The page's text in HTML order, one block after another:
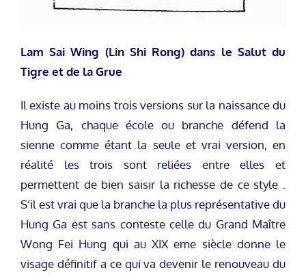
Lam Sai Wing (Lin Shi Rong) dans le Salut du
Tigre et de la Grue
Il existe au moins trois versions sur la naissance du
Hung Ga, chaque école ou branche défend la
sienne comme étant la seule et vrai version, en
réalité les trois sont reliées entre elles et
permettent de bien saisir la richesse de ce style .
S’il est vrai que la branche la plus représentative du
Hung Ga est sans conteste celle du Grand Maître
Wong Fei Hung qui au XIX eme siècle donne le
visage définitif a ce qui va devenir le renouveau du